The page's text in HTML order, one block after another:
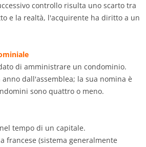
controllo risulta uno scarto tra
e la realtà, l'acquirente ha diritto a un
di amministrare un condominio.
dall'assemblea; la sua nomina è
sono quattro o meno.
tempo di un capitale.
francese (sistema generalmente